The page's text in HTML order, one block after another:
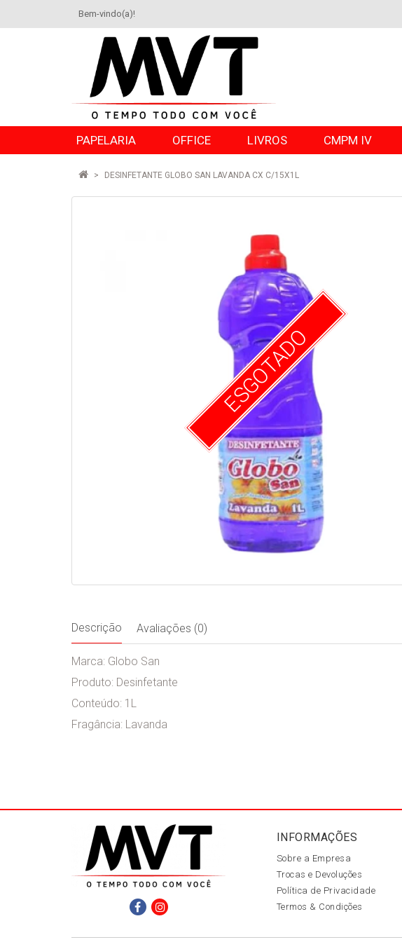
Bem-vindo(a)!
PAPELARIA OFFICE LIVROS CMPM IV
DESINFETANTE GLOBO SAN LAVANDA CX C/15X1L
ESGOTADO
Descrição Avaliações (0)
Marca: Globo San
Produto: Desinfetante
Conteúdo: 1L
Fragância: Lavanda
INFORMAÇÕES
Sobre a Empresa
Trocas e Devoluções
Política de Privacidade
Termos & Condições